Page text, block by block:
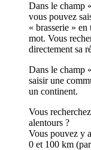
Dans le champ
vous pouvez
« brasserie »
mot. Vous
directement sa
Dans le champ
saisir une
un continent.
Vous
alentours ?
Vous pouvez y
0 et 100 km